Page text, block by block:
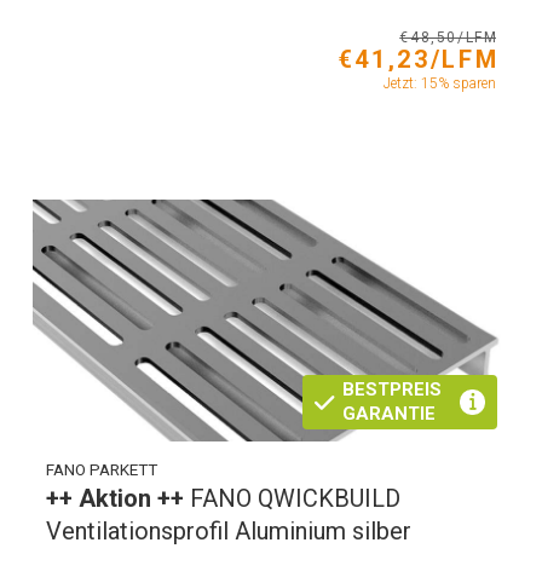
€48,50/LFM
€41,23/LFM
Jetzt: 15% sparen
BESTPREIS
GARANTIE
FANO PARKETT
++ Aktion ++ FANO QWICKBUILD
Ventilationsprofil Aluminium silber